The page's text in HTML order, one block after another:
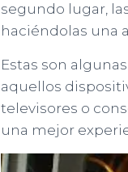
segundo lugar,
haciéndolas una
Estas son
aquellos
televisores o
una mejor